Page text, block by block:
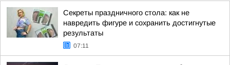
Секреты праздничного стола: как не
навредить фигуре и сохранить достигнутые
результаты
07:11